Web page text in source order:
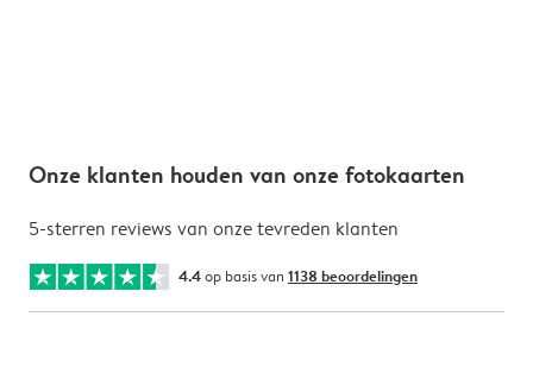
Onze klanten houden van onze fotokaarten
5-sterren reviews van onze tevreden klanten
4.4op basis van 1138 beoordelingen